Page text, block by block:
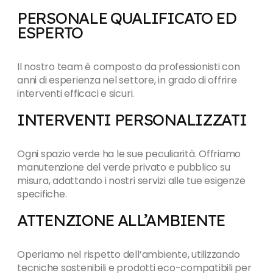
PERSONALE QUALIFICATO ED
ESPERTO
Il nostro team è composto da professionisti con
anni di esperienza nel settore, in grado di offrire
interventi efficaci e sicuri.
INTERVENTI PERSONALIZZATI
Ogni spazio verde ha le sue peculiarità. Offriamo
manutenzione del verde privato e pubblico su
misura, adattando i nostri servizi alle tue esigenze
specifiche.
ATTENZIONE ALL’AMBIENTE
Operiamo nel rispetto dell’ambiente, utilizzando
tecniche sostenibili e prodotti eco-compatibili per